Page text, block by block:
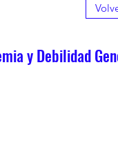
y Debilidad